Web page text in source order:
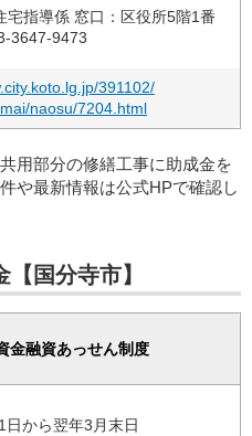
宅指導係 窓口：区役所5階1番
3647-9473
391102/
naosu/7204.html
用部分の修繕工事に助成金を
や最新情報は公式HPで確認し
国分寺市】
金融資あっせん制度
日から翌年3月末日